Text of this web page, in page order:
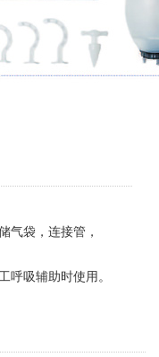
气袋，连接管，
呼吸辅助时使用。